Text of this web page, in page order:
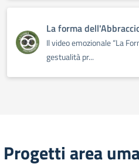
La forma
Il video emozionale “La
gestualità pr...
Progetti area